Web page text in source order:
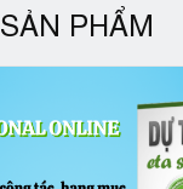
SẢN PHẨM